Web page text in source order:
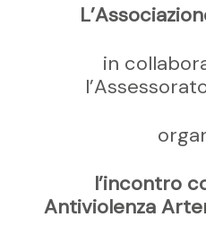
in
l’incontro
Antiviolenza